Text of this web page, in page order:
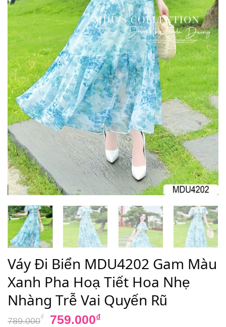
Váy Đi Biển MDU4202 Gam Màu
Xanh Pha Hoạ Tiết Hoa Nhẹ
Nhàng Trễ Vai Quyến Rũ
789.000₫
Giá
759.000₫